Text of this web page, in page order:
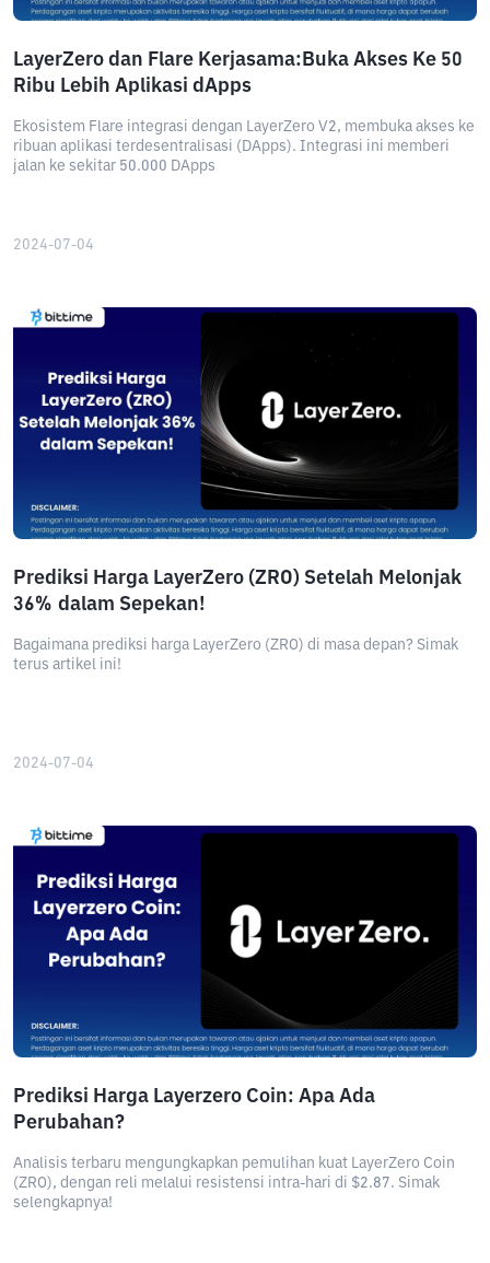
LayerZero dan Flare Kerjasama:Buka Akses Ke 50
Ribu Lebih Aplikasi dApps
Ekosistem Flare integrasi dengan LayerZero V2, membuka akses ke
ribuan aplikasi terdesentralisasi (DApps). Integrasi ini memberi
jalan ke sekitar 50.000 DApps
2024-07-04
Prediksi Harga LayerZero (ZRO) Setelah Melonjak
36% dalam Sepekan!
Bagaimana prediksi harga LayerZero (ZRO) di masa depan? Simak
terus artikel ini!
2024-07-04
Prediksi Harga Layerzero Coin: Apa Ada
Perubahan?
Analisis terbaru mengungkapkan pemulihan kuat LayerZero Coin
(ZRO), dengan reli melalui resistensi intra-hari di $2.87. Simak
selengkapnya!